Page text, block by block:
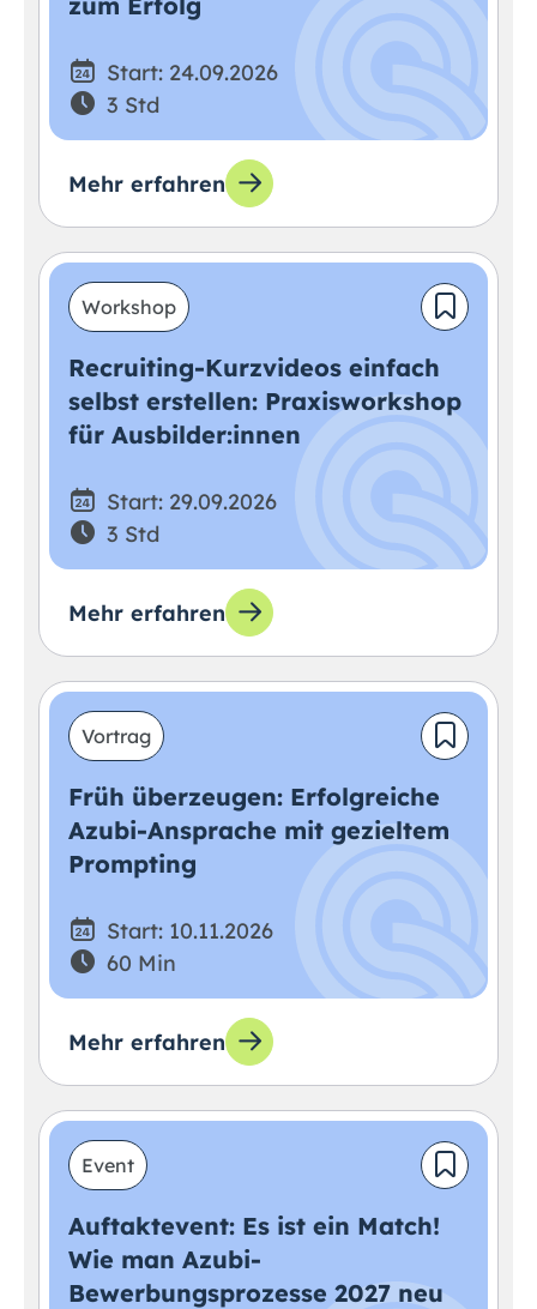
Start: 24.09.2026
3 Std
Mehr erfahren
Workshop
Recruiting-Kurzvideos einfach
selbst erstellen: Praxisworkshop
für Ausbilder:innen
Start: 29.09.2026
3 Std
Mehr erfahren
Vortrag
Früh überzeugen: Erfolgreiche
Azubi-Ansprache mit gezieltem
Prompting
Start: 10.11.2026
60 Min
Mehr erfahren
Event
Auftaktevent: Es ist ein Match!
Wie man Azubi-
Bewerbungsprozesse 2027 neu